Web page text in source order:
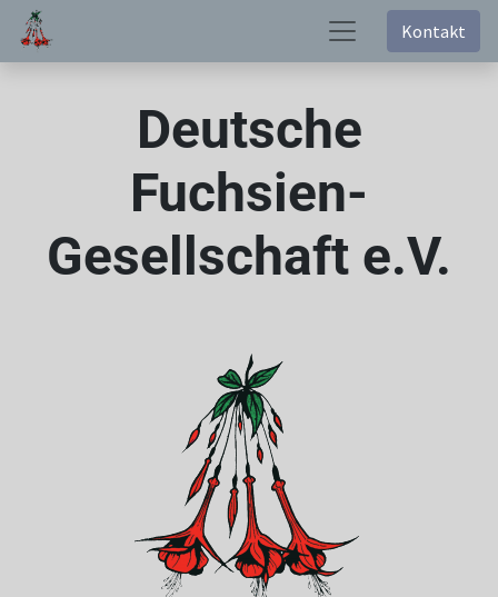
Kontakt
Deutsche
Fuchsien-
Gesellschaft e.V.